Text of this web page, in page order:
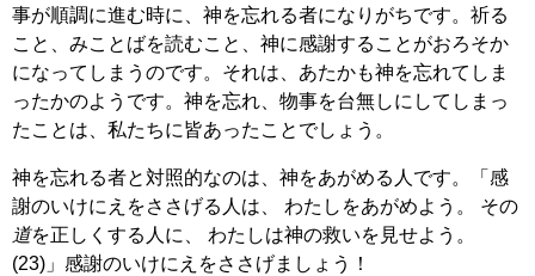
事が順調に進む時に、神を忘れる者になりがちです。祈る
こと、みことばを読むこと、神に感謝することがおろそか
になってしまうのです。それは、あたかも神を忘れてしま
ったかのようです。神を忘れ、物事を台無しにしてしまっ
たことは、私たちに皆あったことでしょう。
神を忘れる者と対照的なのは、神をあがめる人です。「感
謝のいけにえをささげる人は、 わたしをあがめよう。 その
道を正しくする人に、 わたしは神の救いを見せよう。
(23)」感謝のいけにえをささげましょう！